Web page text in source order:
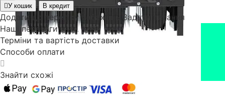
У кошик В кредит
Додати до переліку побажань
Задати питання
Наші переваги
Терміни та вартість доставки
Способи оплати
Знайти схожі